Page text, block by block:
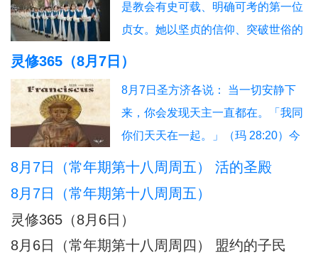
是教会有史可载、明确可考的第一位
贞女。她以坚贞的信仰、突破世俗的
花”。其个人圣德与榜样力量，直接催
生、推动、规范了我国本土贞女群体
数百年的发展脉络。一、中华首位贞
女：陈子东完整生平陈子东（1627—
1665），
灵修365（8月7日）
8月7日圣方济各说： 当一切安静下
来，你会发现天主一直都在。「我同
你们天天在一起。」（玛 28:20）今
日行动：安息在这份临在中。祈祷：
方济各说：当灵魂不再抓紧自己，天
主便成了她唯一的依靠。「把你的一
切挂虑都托给他，因为他必眷顾你
8月7日（常年期第十八周周五） 活的圣殿
8月7日（常年期第十八周周五）
灵修365（8月6日）
8月6日（常年期第十八周周四） 盟约的子民